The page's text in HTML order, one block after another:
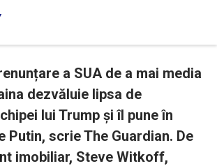
a SUA de a mai media
dezvăluie lipsa de
lui Trump și îl pune în
Putin, scrie The Guardian. De
imobiliar, Steve Witkoff,